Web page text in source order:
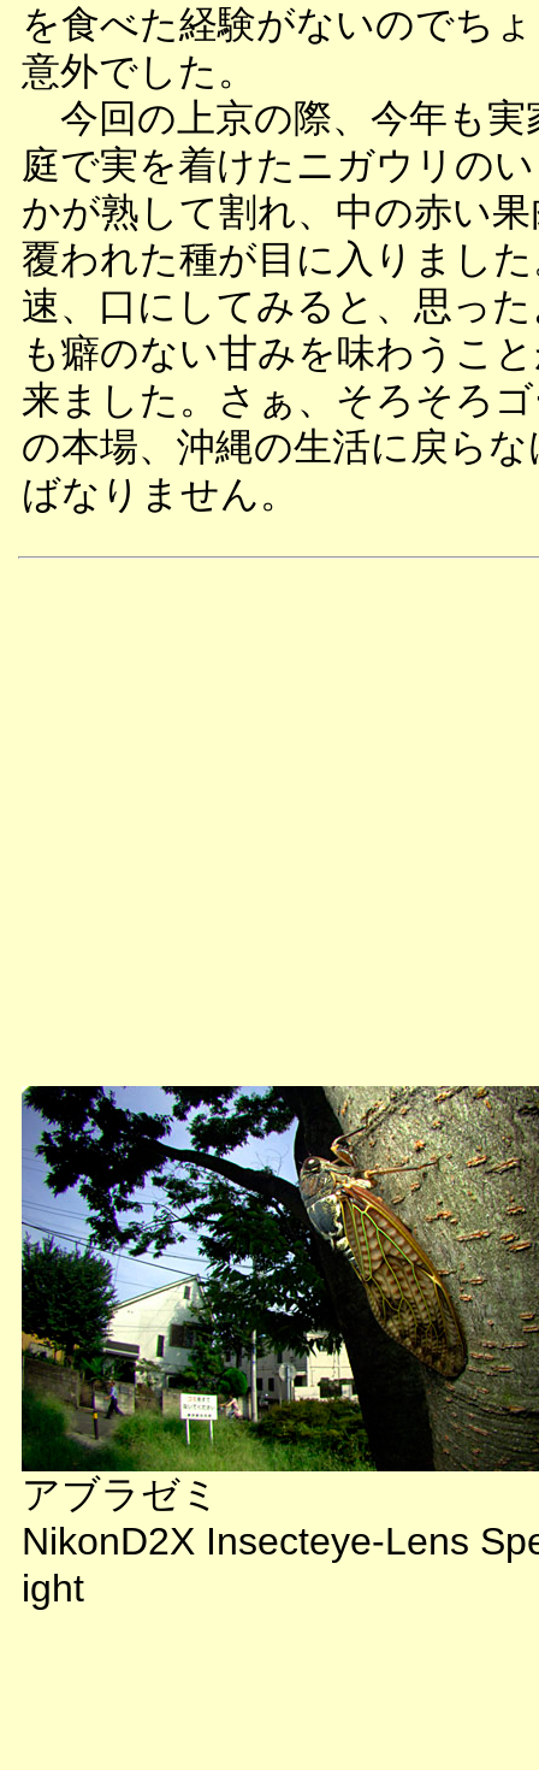
を食べた経験がないのでち
意外でした。
今回の上京の際、今年も実
庭で実を着けたニガウリの
かが熟して割れ、中の赤い
覆われた種が目に入りまし
速、口にしてみると、思っ
も癖のない甘みを味わうこ
来ました。さぁ、そろそろ
の本場、沖縄の生活に戻らな
ばなりません。
アブラゼミ
NikonD2X Insecteye-Lens
ight